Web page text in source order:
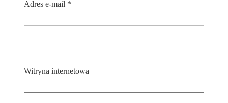
Adres e-mail *
Witryna internetowa